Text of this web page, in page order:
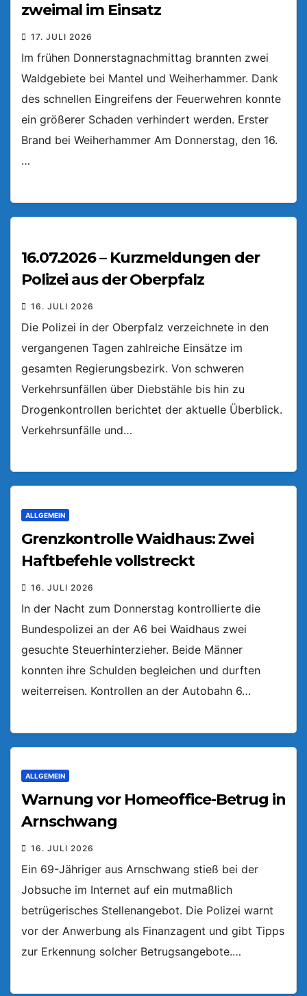
zweimal im Einsatz
17. JULI 2026
Im frühen Donnerstagnachmittag brannten zwei
Waldgebiete bei Mantel und Weiherhammer. Dank
des schnellen Eingreifens der Feuerwehren konnte
ein größerer Schaden verhindert werden. Erster
Brand bei Weiherhammer Am Donnerstag, den 16.
…
16.07.2026 – Kurzmeldungen der
Polizei aus der Oberpfalz
16. JULI 2026
Die Polizei in der Oberpfalz verzeichnete in den
vergangenen Tagen zahlreiche Einsätze im
gesamten Regierungsbezirk. Von schweren
Verkehrsunfällen über Diebstähle bis hin zu
Drogenkontrollen berichtet der aktuelle Überblick.
Verkehrsunfälle und…
ALLGEMEIN
Grenzkontrolle Waidhaus: Zwei
Haftbefehle vollstreckt
16. JULI 2026
In der Nacht zum Donnerstag kontrollierte die
Bundespolizei an der A6 bei Waidhaus zwei
gesuchte Steuerhinterzieher. Beide Männer
konnten ihre Schulden begleichen und durften
weiterreisen. Kontrollen an der Autobahn 6…
ALLGEMEIN
Warnung vor Homeoffice-Betrug in
Arnschwang
16. JULI 2026
Ein 69-Jähriger aus Arnschwang stieß bei der
Jobsuche im Internet auf ein mutmaßlich
betrügerisches Stellenangebot. Die Polizei warnt
vor der Anwerbung als Finanzagent und gibt Tipps
zur Erkennung solcher Betrugsangebote.…